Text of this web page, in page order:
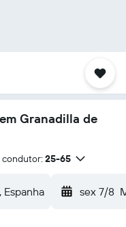
em Granadilla de
condutor: 25-65
Espanha sex 7/8